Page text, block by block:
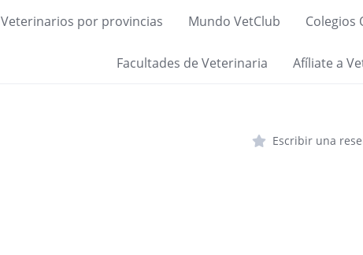
Veterinarios por provincias Mundo VetClub Colegios
Facultades de Veterinaria Afíliate a
Escribir una